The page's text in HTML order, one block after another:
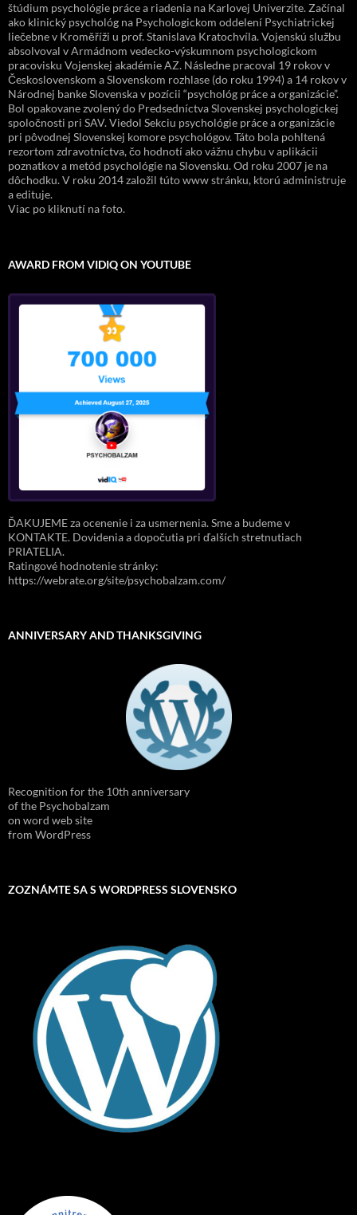
štúdium psychológie práce a riadenia na Karlovej Univerzite. Začínal
ako klinický psychológ na Psychologickom oddelení Psychiatrickej
liečebne v Kroměříži u prof. Stanislava Kratochvíla. Vojenskú službu
absolvoval v Armádnom vedecko-výskumnom psychologickom
pracovisku Vojenskej akadémie AZ. Následne pracoval 19 rokov v
Československom a Slovenskom rozhlase (do roku 1994) a 14 rokov v
Národnej banke Slovenska v pozícii “psychológ práce a organizácie”.
Bol opakovane zvolený do Predsedníctva Slovenskej psychologickej
spoločnosti pri SAV. Viedol Sekciu psychológie práce a organizácie
pri pôvodnej Slovenskej komore psychológov. Táto bola pohltená
rezortom zdravotníctva, čo hodnotí ako vážnu chybu v aplikácii
poznatkov a metód psychológie na Slovensku. Od roku 2007 je na
dôchodku. V roku 2014 založil túto www stránku, ktorú administruje
a edituje.
Viac po kliknutí na foto.
AWARD FROM VIDIQ ON YOUTUBE
ĎAKUJEME za ocenenie i za usmernenia. Sme a budeme v
KONTAKTE. Dovidenia a dopočutia pri ďalších stretnutiach
PRIATELIA.
Ratingové hodnotenie stránky:
https://webrate.org/site/psychobalzam.com/
ANNIVERSARY AND THANKSGIVING
Recognition for the 10th anniversary
of the Psychobalzam
on word web site
from WordPress
ZOZNÁMTE SA S WORDPRESS SLOVENSKO